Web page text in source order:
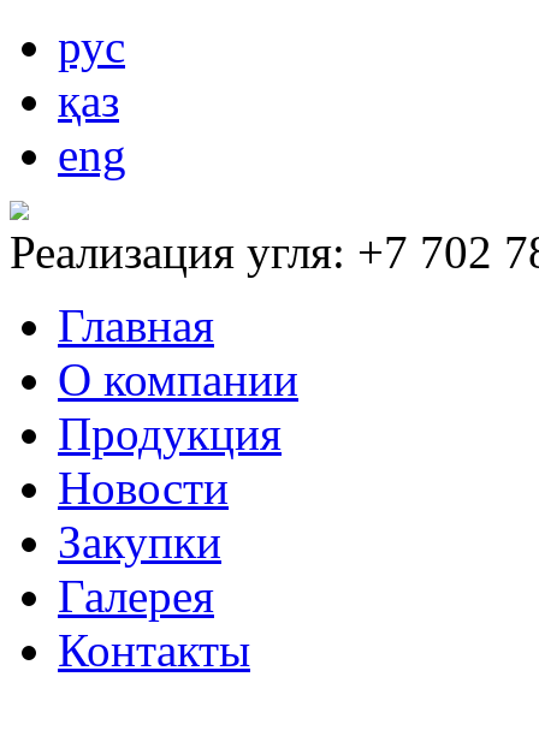
рус
қаз
eng
Реализация угля: +7 702
Главная
О компании
Продукция
Новости
Закупки
Галерея
Контакты